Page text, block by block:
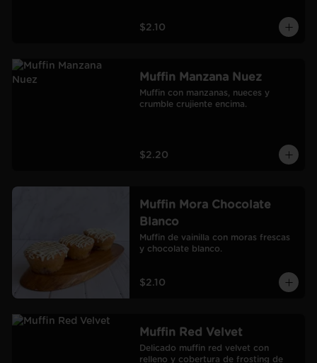
$2.10
Muffin Manzana Nuez
Muffin con manzanas, nueces y
crumble crujiente encima.
$2.20
Muffin Mora Chocolate
Blanco
Muffin de vainilla con moras frescas
y chocolate blanco.
$2.10
Muffin Red Velvet
Delicado muffin red velvet con
relleno y cobertura de frosting de